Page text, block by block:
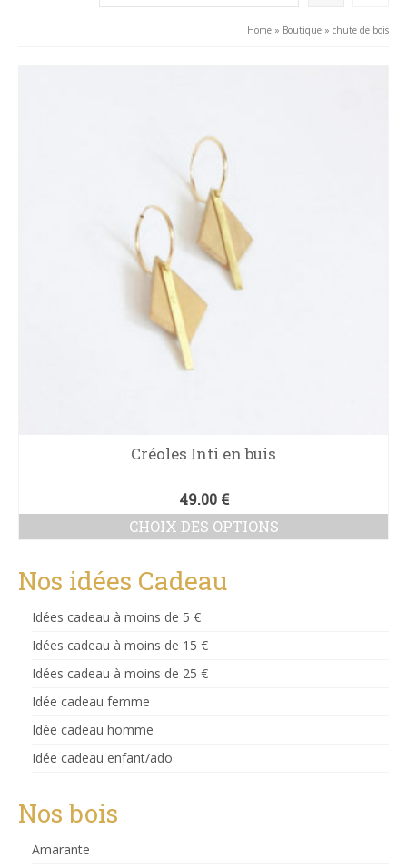
Home » Boutique » chute de bois
Créoles Inti en buis
49.00 €
CHOIX DES OPTIONS
a
Les
options
peuvent
Nos idées Cadeau
Idées cadeau à moins de 5 €
Idées cadeau à moins de 15 €
Idées cadeau à moins de 25 €
Idée cadeau femme
Idée cadeau homme
Idée cadeau enfant/ado
Nos bois
Amarante